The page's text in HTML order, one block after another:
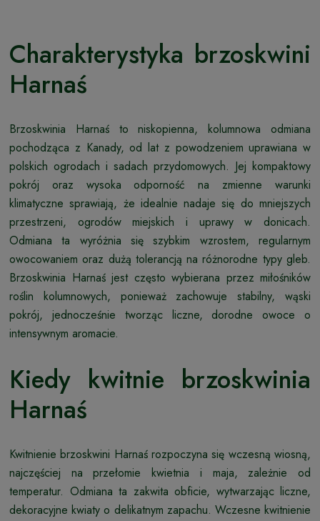
Charakterystyka brzoskwini
Harnaś
Brzoskwinia Harnaś to niskopienna, kolumnowa odmiana
pochodząca z Kanady, od lat z powodzeniem uprawiana w
polskich ogrodach i sadach przydomowych. Jej kompaktowy
pokrój oraz wysoka odporność na zmienne warunki
klimatyczne sprawiają, że idealnie nadaje się do mniejszych
przestrzeni, ogrodów miejskich i uprawy w donicach.
Odmiana ta wyróżnia się szybkim wzrostem, regularnym
owocowaniem oraz dużą tolerancją na różnorodne typy gleb.
Brzoskwinia Harnaś jest często wybierana przez miłośników
roślin kolumnowych, ponieważ zachowuje stabilny, wąski
pokrój, jednocześnie tworząc liczne, dorodne owoce o
intensywnym aromacie.
Kiedy kwitnie brzoskwinia
Harnaś
Kwitnienie brzoskwini Harnaś rozpoczyna się wczesną wiosną,
najczęściej na przełomie kwietnia i maja, zależnie od
temperatur. Odmiana ta zakwita obficie, wytwarzając liczne,
dekoracyjne kwiaty o delikatnym zapachu. Wczesne kwitnienie